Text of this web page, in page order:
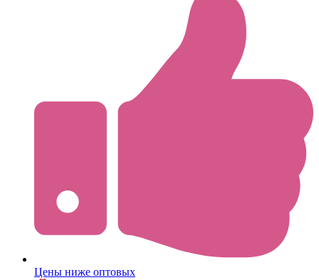
Цены ниже оптовых